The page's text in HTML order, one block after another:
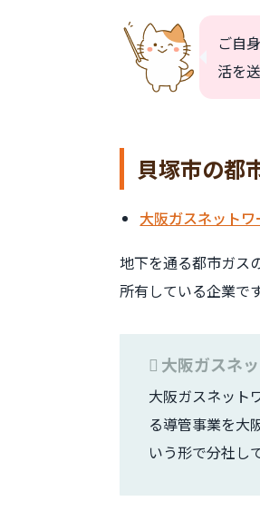
ご自
活を
貝塚市の都
大阪ガスネットワ
地下を通る都市ガス
所有している企業で
大阪ガスネ
大阪ガスネット
る導管事業を大
いう形で分社し